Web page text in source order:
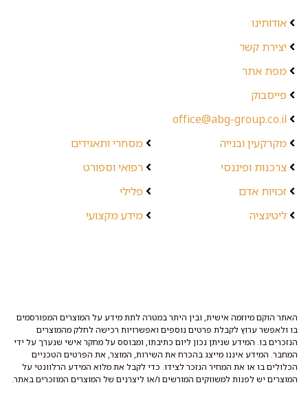
אודותינו
יצירת קשר
מפת אתר
פייסבוק
office@abg-group.co.il
מקרקעין ובנייה
צרכנות ופיננסי
זכויות אדם
ליטיגציה
מסחרי ותאגידים
רפואי וספורט
פלילי
מידע מקצועי
האתר הוקם מיוזמה אישית, ובין היתר במטרה לתת מידע על המוצרים המפורסמים
בו ולאפשר ערוץ לקבלת פרטים נוספים ואפשרויות רכישה לחלק מהמוצרים
הנזכרים בו. המידע שניתן נכון ליום כתיבתו, ומבוסס על מחקר אישי שנערך על ידי
המחבר. המידע איננו מייצג בהכרח את השירות, המוצר, את הפרטים הטכניים
הכלולים בו או את המחיר הנזכר לצידו. כדי לקבל את מלוא המידע הרלוונטי על
המוצרים יש לפנות למשווקים המורשים ו/או ליצרנים של המוצרים המוזכרים באתר.